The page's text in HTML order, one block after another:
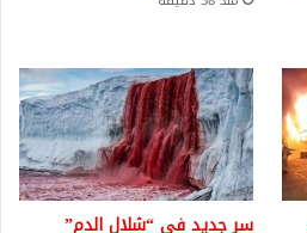
سر جديد في “شلال الدم”